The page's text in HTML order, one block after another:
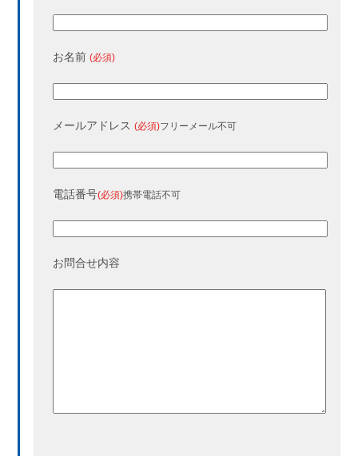
お名前(必須)
メールアドレス(必須)フリーメール不可
電話番号(必須)携帯電話不可
お問合せ内容